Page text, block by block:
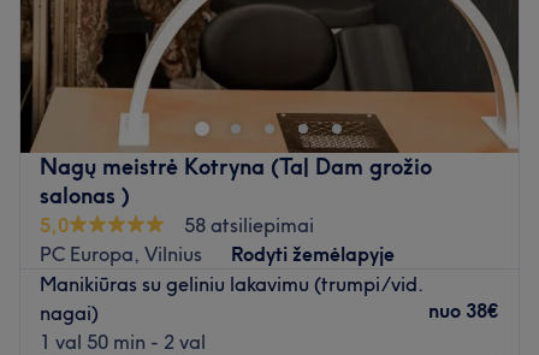
8+ metų darbo patirtis. Estetiškas, kokybiškas lakavimas
tik su geriausia, profesionalia kosmetika.
Neatlieku dizainu
Neatvykus arba atšaukus vizitą likus mažiau nei 24,
prašoma apmokėti neatvykimo mokestį.
Atidaryti salono profilį
Nagų meistrė Kotryna (Ta| Dam grožio
salonas )
5,0
58 atsiliepimai
PC Europa, Vilnius
Rodyti žemėlapyje
Manikiūras su geliniu lakavimu (trumpi/vid.
nagai)
1 val 50 min - 2 val
nuo 38€